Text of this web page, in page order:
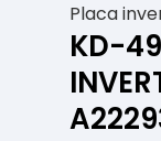
Placa
KD-